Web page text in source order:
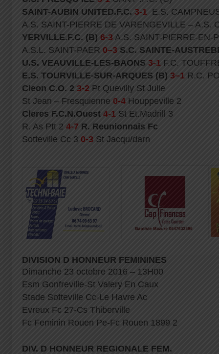
SAINT-AUBIN UNITED.F.C. 3-1 E.S.
A.S. SAINT-PIERRE DE VARENGEVILLE – A.S.
YERVILLE.F.C. (B) 6-3 A.S. SAINT-PIERRE-EN-
A.S.L. SAINT-PAER 0–3 S.C. SAINTE-
U.S. VEAUVILLE-LES-BAONS 3-1 F.C.
E.S. TOURVILLE-SUR-ARQUES (B) 3–1 R.C.
Cleon C.O. 2 3-2 Pt Quevilly St Julie
St Jean – Fresquienne 0-4 Houppeville 2
Cleres F.C.N.Ouest 4-1 St Et.Madrill 3
R. As Ptt 2 4-7 R. Reunionnais Fc
Sotteville Cc 3 0-3 St Jacqu/darn
DIVISION D HONNEUR FEMININES
Dimanche 23 octobre 2016 – 13H00
Esm Gonfreville-St Valery En Caux
Stade Sotteville Cc-Le Havre Ac
Evreux Fc 27-Cs Thiberville
Fc Feminin Rouen Pe-Fc Rouen 1899 2
DIV. D HONNEUR REGIONALE FEM.